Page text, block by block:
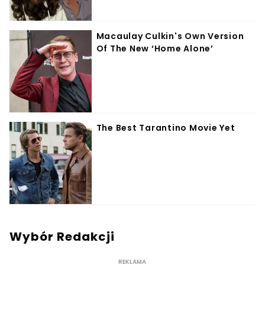
Wybór Redakcji